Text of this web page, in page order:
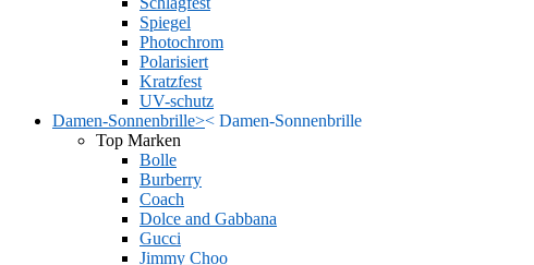
Spiegel
Photochrom
Polarisiert
Kratzfest
UV-schutz
Damen-Sonnenbrille>< Damen-Sonnenbrille
Top Marken
Bolle
Burberry
Coach
Dolce and Gabbana
Gucci
Jimmy Choo